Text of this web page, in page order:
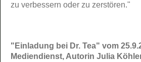
zu verbessern oder zu zerstören."
"Einladung bei Dr. Tea" vom
Mediendienst, Autorin Julia